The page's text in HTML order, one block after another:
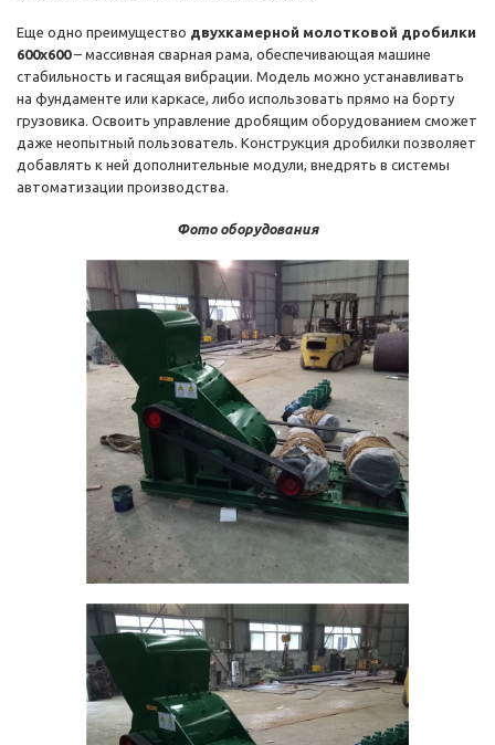
Еще одно преимущество двухкамерной молотковой дробилки
600х600– массивная сварная рама, обеспечивающая машине
стабильность и гасящая вибрации. Модель можно устанавливать
на фундаменте или каркасе, либо использовать прямо на борту
грузовика. Освоить управление дробящим оборудованием сможет
даже неопытный пользователь. Конструкция дробилки позволяет
добавлять к ней дополнительные модули, внедрять в системы
автоматизации производства.
Фото оборудования